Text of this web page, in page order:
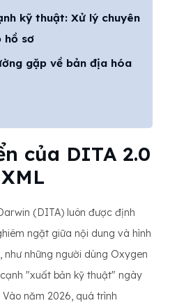
kỹ thuật: Xử lý chuyên
hồ sơ
gặp về bản địa hóa
của DITA 2.0
(DITA) luôn được định
ngặt giữa nội dung và hình
như những người dùng Oxygen
"xuất bản kỹ thuật" ngày
năm 2026, quá trình